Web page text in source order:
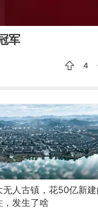
军
4
无人古镇，花50亿新
，发生了啥